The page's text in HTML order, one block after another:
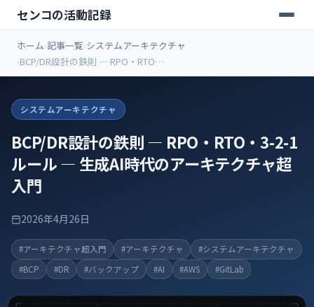
センコの活動記録
ホーム 記事一覧 システムアーキテクチャ
BCP/DR設計の鉄則 ― RPO・RTO・
3-2-1ルール ― 生成AI時代のアーキ
システムアーキテクチャ
BCP/DR設計の鉄則 ― RPO・RTO・3-2-1
ルール ― 生成AI時代のアーキテクチャ超
入門
2026年4月26日
#アーキテクチャ超入門 #アーキテクチャ
#システムアーキテクチャ
#BCP
#DR #バックアップ #AI #AWS #GitLab